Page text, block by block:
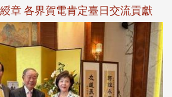
章 各界賀電肯定臺日交流貢獻